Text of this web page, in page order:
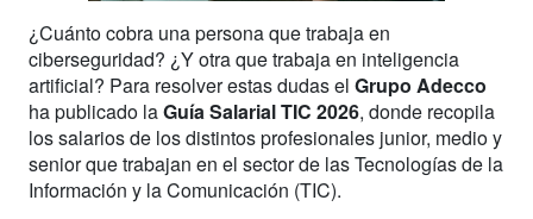
¿Cuánto cobra una persona que trabaja en
ciberseguridad? ¿Y otra que trabaja en inteligencia
artificial? Para resolver estas dudas el Grupo Adecco
ha publicado laGuía Salarial TIC 2026, donde recopila
los salarios de los distintos profesionales junior, medio y
senior que trabajan en el sector de las Tecnologías de la
Información y la Comunicación (TIC).